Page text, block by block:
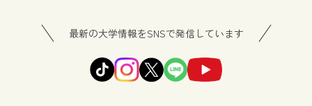
最新の大学情報をSNSで発信しています